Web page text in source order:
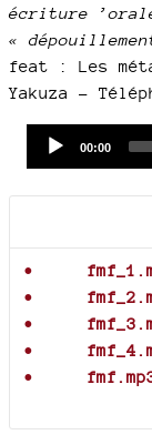
écriture
«
feat : Les
Yakuza -
Current
00:00